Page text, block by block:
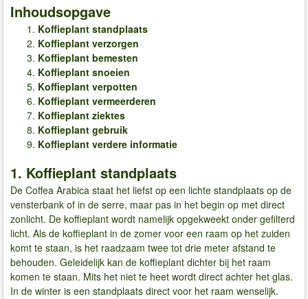
Inhoudsopgave
Koffieplant standplaats
Koffieplant verzorgen
Koffieplant bemesten
Koffieplant snoeien
Koffieplant verpotten
Koffieplant vermeerderen
Koffieplant ziektes
Koffieplant gebruik
Koffieplant verdere informatie
1. Koffieplant standplaats
De Coffea Arabica staat het liefst op een lichte standplaats op de
vensterbank of in de serre, maar pas in het begin op met direct
zonlicht. De koffieplant wordt namelijk opgekweekt onder gefilterd
licht. Als de koffieplant in de zomer voor een raam op het zuiden
komt te staan, is het raadzaam twee tot drie meter afstand te
behouden. Geleidelijk kan de koffieplant dichter bij het raam
komen te staan. Mits het niet te heet wordt direct achter het glas.
In de winter is een standplaats direct voor het raam wenselijk.